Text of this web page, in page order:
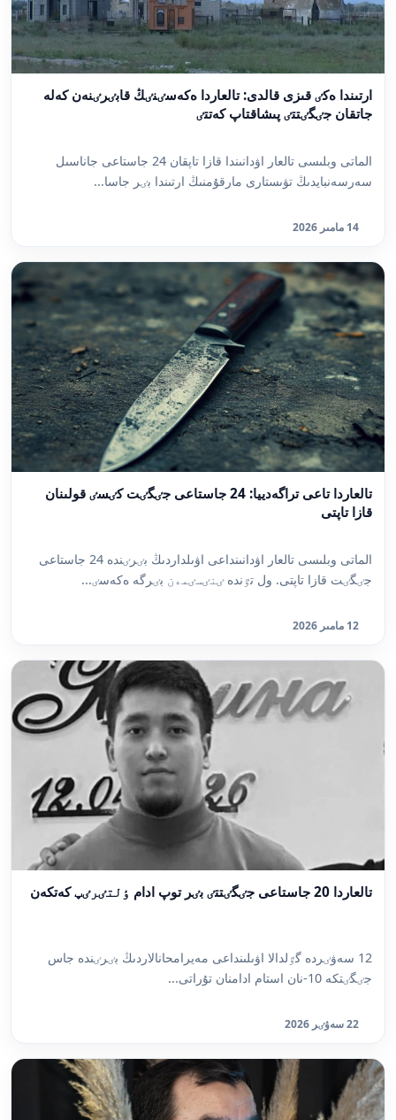
ارتىندا ەكٸ قىزى قالدى: تالعاردا ەكەسٸنٸڭ قابٸرٸنەن كەلە
جاتقان جٸگٸتتٸ پىشاقتاپ كەتتٸ
الماتى وبلىسى تالعار اۋدانىندا قازا تاپقان 24 جاستاعى جاناسىل
سەرسەنبايدىڭ تۋىستارى مارقۇمنىڭ ارتىندا بٸر جاسا...
14 مامىر 2026
تالعاردا تاعى تراگەدييا: 24 جاستاعى جٸگٸت كٸسٸ قولىنان
قازا تاپتى
الماتى وبلىسى تالعار اۋدانىنداعى اۋىلداردىڭ بٸرٸندە 24 جاستاعى
جٸگٸت قازا تاپتى. ول تٷندە ٸنٸسٸمەن بٸرگە ەكەسٸ...
12 مامىر 2026
تالعاردا 20 جاستاعى جٸگٸتتٸ بٸر توپ ادام ٶلتٸرٸپ كەتكەن
12 سەۋٸردە گٷلدالا اۋىلىنداعى مەيرامحانالاردىڭ بٸرٸندە جاس
جٸگٸتكە 10-نان استام ادامنان تۇراتى...
22 سەۋٸر 2026